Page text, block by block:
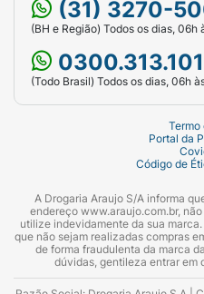
(31) 3270-
(BH e Região) Todos os dias, 06h
(Todo Brasil) Todos os dias, 06h
Termo
Portal da
Código de
A Drogaria Araujo S/A informa
endereço www.araujo.com.br,
utilize indevidamente da sua
que não sejam realizadas compras
de forma fraudulenta da marca
dúvidas, gentileza entrar